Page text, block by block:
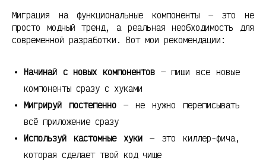
Миграция на функциональные компоненты — это не
просто модный тренд, а реальная необходимость для
современной разработки. Вот мои рекомендации:
Начинай с новых компонентов— пиши все новые
компоненты сразу с хуками
Мигрируй постепенно— не нужно переписывать
всё приложение сразу
Используй кастомные хуки— это киллер-фича,
которая сделает твой код чище